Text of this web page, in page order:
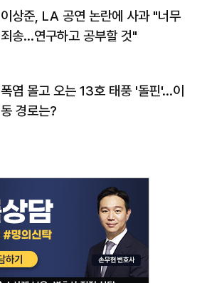
이상준, LA 공연 논란에 사과 "너무
죄송…연구하고 공부할 것"
폭염 몰고 오는 13호 태풍 '돌핀'…이
동 경로는?